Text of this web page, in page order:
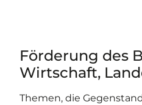
Förderung des
Wirtschaft,
Themen, die